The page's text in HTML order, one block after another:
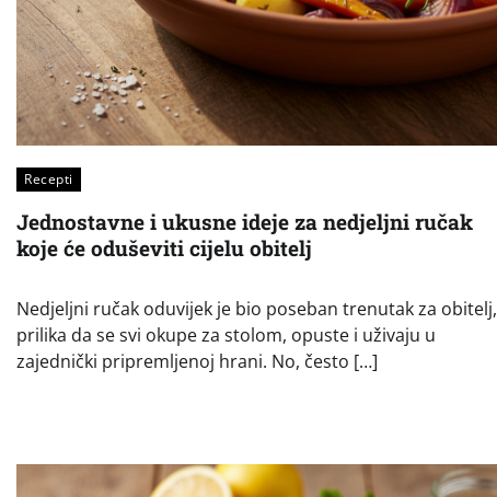
Recepti
Jednostavne i ukusne ideje za nedjeljni ručak
koje će oduševiti cijelu obitelj
Nedjeljni ručak oduvijek je bio poseban trenutak za obitelj,
prilika da se svi okupe za stolom, opuste i uživaju u
zajednički pripremljenoj hrani. No, često […]